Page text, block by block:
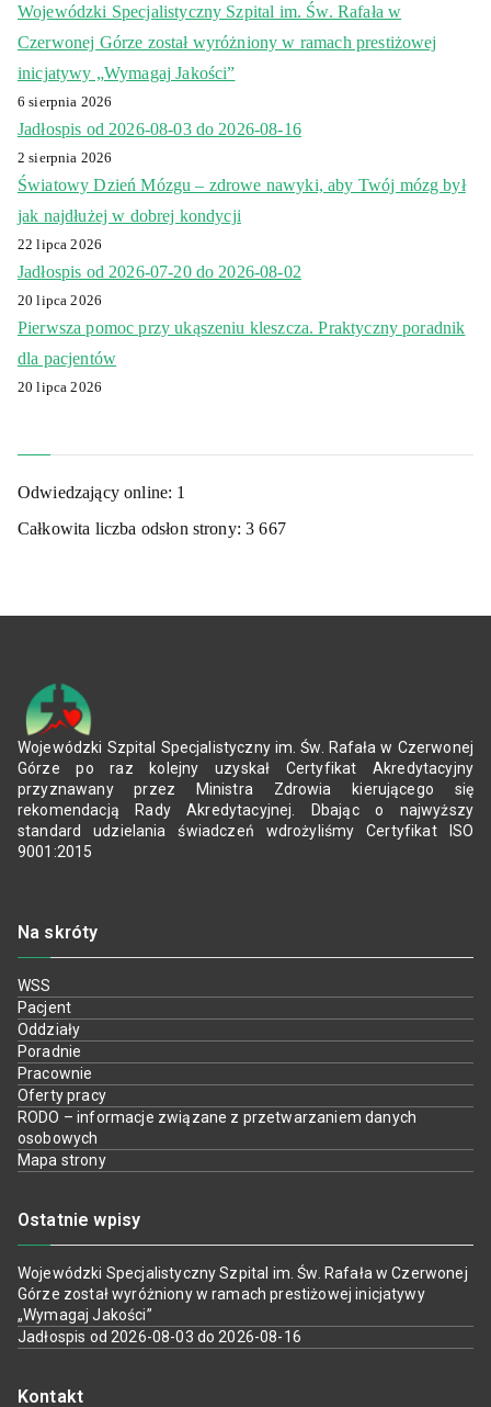
Wojewódzki Specjalistyczny Szpital im. Św. Rafała w
Czerwonej Górze został wyróżniony w ramach prestiżowej
inicjatywy „Wymagaj Jakości”
6 sierpnia 2026
Jadłospis od 2026-08-03 do 2026-08-16
2 sierpnia 2026
Światowy Dzień Mózgu – zdrowe nawyki, aby Twój mózg był
jak najdłużej w dobrej kondycji
22 lipca 2026
Jadłospis od 2026-07-20 do 2026-08-02
20 lipca 2026
Pierwsza pomoc przy ukąszeniu kleszcza. Praktyczny poradnik
dla pacjentów
20 lipca 2026
Odwiedzający online: 1
Całkowita liczba odsłon strony:3 667
Wojewódzki Szpital Specjalistyczny im. Św. Rafała w Czerwonej
Górze po raz kolejny uzyskał Certyfikat Akredytacyjny
przyznawany przez Ministra Zdrowia kierującego się
rekomendacją Rady Akredytacyjnej. Dbając o najwyższy
standard udzielania świadczeń wdrożyliśmy Certyfikat ISO
9001:2015
Na skróty
WSS
Pacjent
Oddziały
Poradnie
Pracownie
Oferty pracy
RODO – informacje związane z przetwarzaniem danych
osobowych
Mapa strony
Ostatnie wpisy
Wojewódzki Specjalistyczny Szpital im. Św. Rafała w Czerwonej
Górze został wyróżniony w ramach prestiżowej inicjatywy
„Wymagaj Jakości”
Jadłospis od 2026-08-03 do 2026-08-16
Kontakt